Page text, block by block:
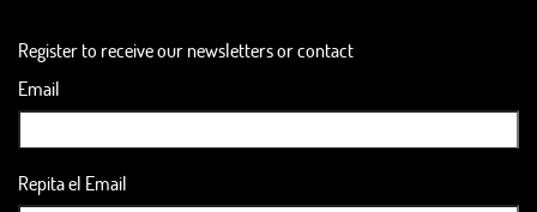
Register to receive our newsletters or contact
Email
Repita el Email